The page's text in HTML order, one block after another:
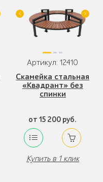
Артикул: 12410
Скамейка стальная
«Квадрант» без
спинки
от 15 200 руб.
Купить в 1 клик